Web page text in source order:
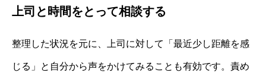
上司と時間をとって相談する
整理した状況を元に、上司に対して「最近少し距離を感
じる」と自分から声をかけてみることも有効です。責め